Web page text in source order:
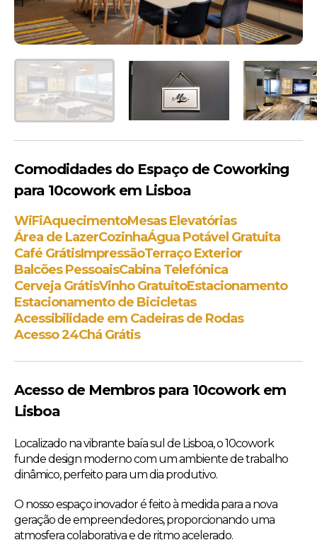
Comodidades do Espaço de Coworking
para 10cowork em Lisboa
WiFiAquecimentoMesas Elevatórias
Área de LazerCozinhaÁgua Potável Gratuita
Café GrátisImpressãoTerraço Exterior
Balcões PessoaisCabina Telefónica
Cerveja GrátisVinho GratuitoEstacionamento
Estacionamento de Bicicletas
Acessibilidade em Cadeiras de Rodas
Acesso 24Chá Grátis
Acesso de Membros para 10cowork em
Lisboa
Localizado na vibrante baía sul de Lisboa, o 10cowork
funde design moderno com um ambiente de trabalho
dinâmico, perfeito para um dia produtivo.
O nosso espaço inovador é feito à medida para a nova
geração de empreendedores, proporcionando uma
atmosfera colaborativa e de ritmo acelerado.